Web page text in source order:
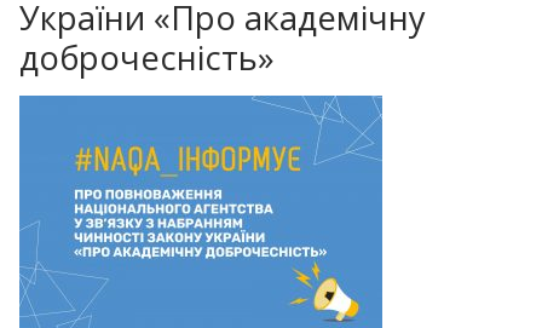
України «Про академічну
доброчесність»